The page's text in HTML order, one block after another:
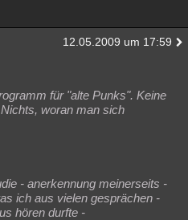
12.05.2009 um 17:59
für "alte Punks". Keine
woran man sich
- anerkennung meinerseits -
ich aus vielen gesprächen -
hören durfte -